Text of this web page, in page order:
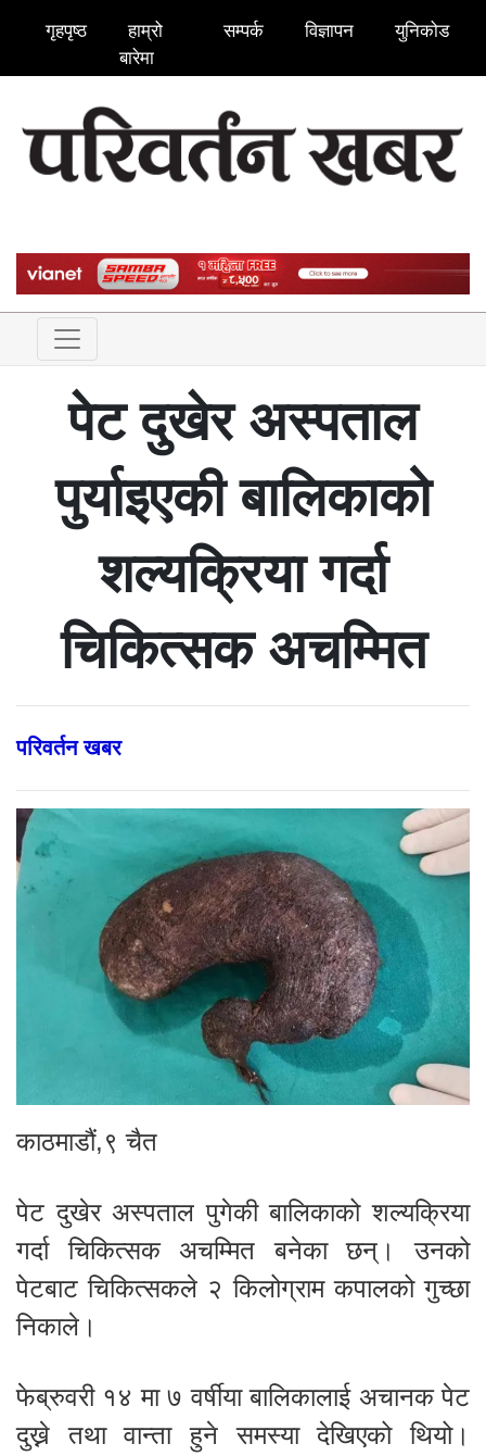
गृहपृष्ठ
हाम्रो
बारेमा
सम्पर्क विज्ञापन युनिकोड
पेट दुखेर अस्पताल
पुर्याइएकी बालिकाको
शल्यक्रिया गर्दा
चिकित्सक अचम्मित
परिवर्तन खबर
काठमाडौं,९ चैत
पेट दुखेर अस्पताल पुगेकी बालिकाको शल्यक्रिया
गर्दा चिकित्सक अचम्मित बनेका छन्। उनको
पेटबाट चिकित्सकले २ किलोग्राम कपालको गुच्छा
निकाले।
फेब्रुवरी १४ मा ७ वर्षीया बालिकालाई अचानक पेट
दुख्ने तथा वान्ता हुने समस्या देखिएको थियो।